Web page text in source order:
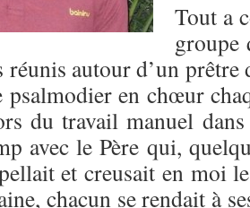
Tout a
groupe
réunis autour d’un
psalmodier en chœur
du travail manuel
avec le Père qui,
et creusait en moi
chacun se rendait à